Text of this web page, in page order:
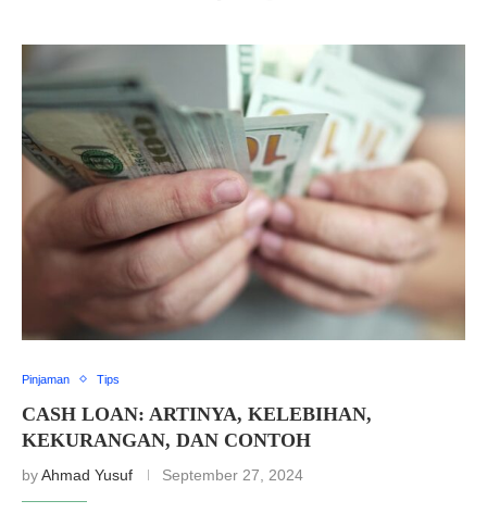
Pinjaman Tips
CASH LOAN: ARTINYA, KELEBIHAN,
KEKURANGAN, DAN CONTOH
byAhmad Yusuf September 27, 2024